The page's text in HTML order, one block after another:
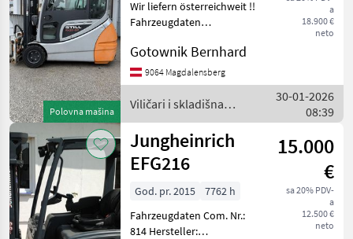
Polovna mašina
a
18.900 €
neto
Wir liefern österreichweit !!
Fahrzeugdaten
Bauart:Elektro 3 Rad-
Stapler Antriebsart:Elektro
Tragkraft:2000 kg
Baujahr:2016 St
Gotownik Bernhard
9064 Magdalensberg
Viličari i skladišna
tehnika / Still
30-01-2026
08:39
Jungheinrich
EFG216
15.000
€
sa 20% PDV-
a
12.500 €
neto
God. pr. 2015
7762 h
Fahrzeugdaten Com. Nr.:
814 Hersteller: